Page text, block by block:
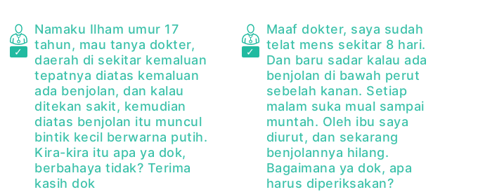
Namaku Ilham umur 17
tahun, mau tanya dokter,
daerah di sekitar kemaluan
tepatnya diatas kemaluan
ada benjolan, dan kalau
ditekan sakit, kemudian
diatas benjolan itu muncul
bintik kecil berwarna putih.
Kira-kira itu apa ya dok,
berbahaya tidak? Terima
kasih dok
Maaf dokter, saya sudah
telat mens sekitar 8 hari.
Dan baru sadar kalau ada
benjolan di bawah perut
sebelah kanan. Setiap
malam suka mual sampai
muntah. Oleh ibu saya
diurut, dan sekarang
benjolannya hilang.
Bagaimana ya dok, apa
harus diperiksakan?